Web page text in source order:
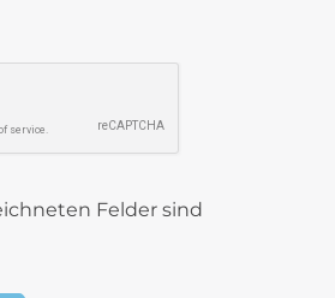
Felder sind